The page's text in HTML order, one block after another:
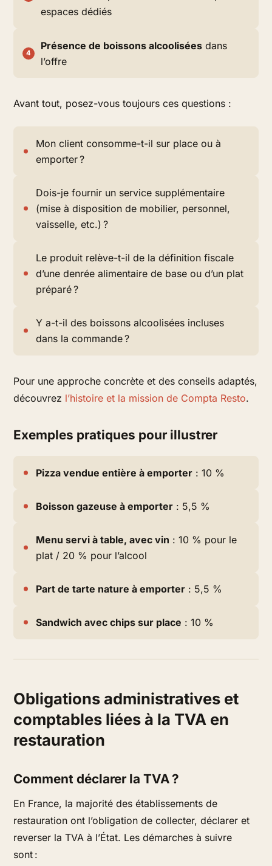
espaces dédiés
Présence de boissons alcoolisées dans
l’offre
Avant tout, posez-vous toujours ces questions :
Mon client consomme-t-il sur place ou à
emporter ?
Dois-je fournir un service supplémentaire
(mise à disposition de mobilier, personnel,
vaisselle, etc.) ?
Le produit relève-t-il de la définition fiscale
d’une denrée alimentaire de base ou d’un plat
préparé ?
Y a-t-il des boissons alcoolisées incluses
dans la commande ?
Pour une approche concrète et des conseils adaptés,
découvrez l’histoire et la mission de Compta Resto.
Exemples pratiques pour illustrer
Pizza vendue entière à emporter : 10 %
Boisson gazeuse à emporter : 5,5 %
Menu servi à table, avec vin : 10 % pour le
plat / 20 % pour l’alcool
Part de tarte nature à emporter : 5,5 %
Sandwich avec chips sur place : 10 %
Obligations administratives et
comptables liées à la TVA en
restauration
Comment déclarer la TVA ?
En France, la majorité des établissements de
restauration ont l’obligation de collecter, déclarer et
reverser la TVA à l’État. Les démarches à suivre
sont :